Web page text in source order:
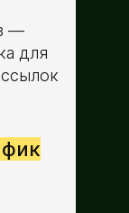
—
для